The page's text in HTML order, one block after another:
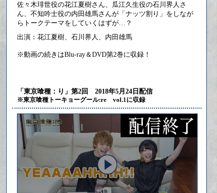
佐々木琲世役の花江夏樹さん、瓜江久生役の石川界人さ
ん、不知吟士役の内田雄馬さんが「ナッツ割り」をしなが
らトークテーマをしていくはずが…？
出演：花江夏樹、石川界人、内田雄馬
※動画の続きはBlu-ray＆DVD第2巻に収録！
「東京喰種：り」第2回 2018年5月24日配信
※東京喰種トーキョーグール:re vol.1に収録